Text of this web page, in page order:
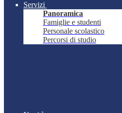
Servizi
Panoramica
Famiglie e studenti
Personale scolastico
Percorsi di studio